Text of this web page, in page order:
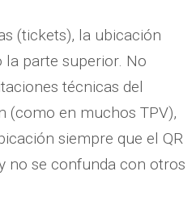
(tickets), la ubicación
la parte superior. No
técnicas del
(como en muchos TPV),
siempre que el QR
no se confunda con otros